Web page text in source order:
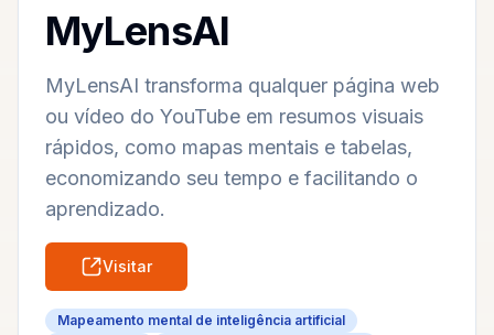
MyLensAI
MyLensAI transforma qualquer página web
ou vídeo do YouTube em resumos visuais
rápidos, como mapas mentais e tabelas,
economizando seu tempo e facilitando o
aprendizado.
Visitar
Mapeamento mental de inteligência artificial